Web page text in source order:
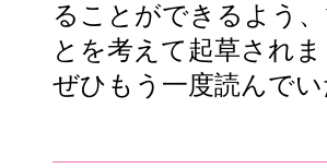
ることができるよう
とを考えて起草され
ぜひもう一度読んで